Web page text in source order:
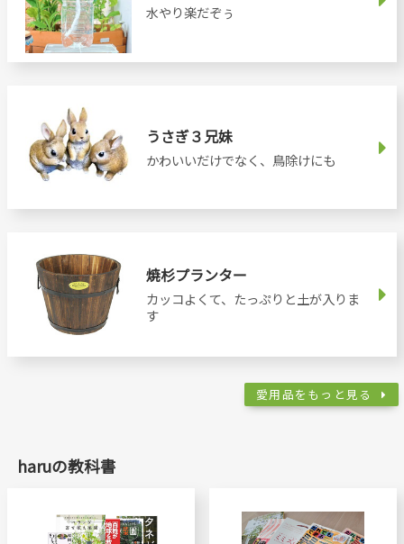
水やり楽だぞぅ
うさぎ３兄妹
かわいいだけでなく、鳥除けにも
焼杉プランター
カッコよくて、たっぷりと土が入りま
す
愛用品をもっと見る
haruの教科書